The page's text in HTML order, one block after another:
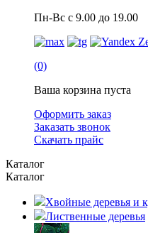
Пн-Вс с 9.00 до 19.00
(0)
Ваша корзина пуста
Оформить заказ
Заказать звонок
Скачать прайс
Каталог
Каталог
Хвойные деревья и
Лиственные деревья